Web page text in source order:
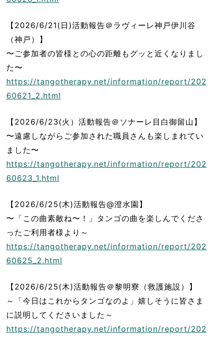
【2026/6/21(日)活動報告＠ラヴィーレ神戸伊川谷
（神戸）】
〜ご参加者の皆様との心の距離もグッと近くなりまし
た〜
https://tangotherapy.net/information/report/202
60621_2.html
【2026/6/23(火）活動報告＠ソナーレ目白御留山】
〜遠慮しながらご参加された職員さんも楽しまれてい
ました〜
https://tangotherapy.net/information/report/202
60623_1.html
【2026/6/25(木)活動報告@澄水園】
〜「この曲素敵ね〜！」タンゴの曲を楽しんでくださ
ったご利用者様より～
https://tangotherapy.net/information/report/202
60625_2.html
【2026/6/25(木)活動報告＠黎明寮（救護施設）】
～「今日はこれからタンゴなのよ」嬉しそうに皆さま
に説明してくださいました～
https://tangotherapy.net/information/report/202